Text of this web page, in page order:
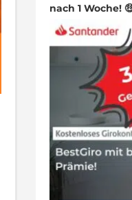
nach 1 Woche!